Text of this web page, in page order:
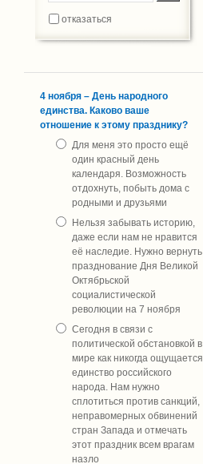
отказаться
4 ноября – День народного
единства. Каково ваше
отношение к этому празднику?
Для меня это просто ещё
один красный день
календаря. Возможность
отдохнуть, побыть дома с
родными и друзьями
Нельзя забывать историю,
даже если нам не нравится
её наследие. Нужно вернуть
празднование Дня Великой
Октябрьской
социалистической
революции на 7 ноября
Сегодня в связи с
политической обстановкой в
мире как никогда ощущается
единство российского
народа. Нам нужно
сплотиться против санкций,
неправомерных обвинений
стран Запада и отмечать
этот праздник всем врагам
назло